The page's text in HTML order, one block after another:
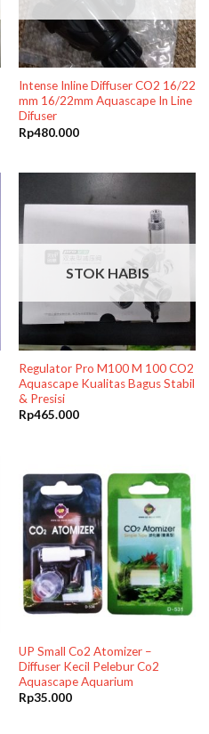
Intense Inline Diffuser CO2 16/22
mm 16/22mm Aquascape In Line
Difuser
Rp480.000
STOK HABIS
Regulator Pro M100 M 100 CO2
Aquascape Kualitas Bagus Stabil
& Presisi
Rp465.000
UP Small Co2 Atomizer –
Diffuser Kecil Pelebur Co2
Aquascape Aquarium
Rp35.000